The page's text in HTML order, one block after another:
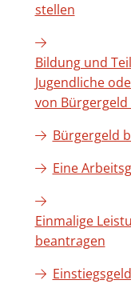
stellen
Bildung und
Jugendliche
von
Bürgergeld
Eine
Einmalige
beantragen